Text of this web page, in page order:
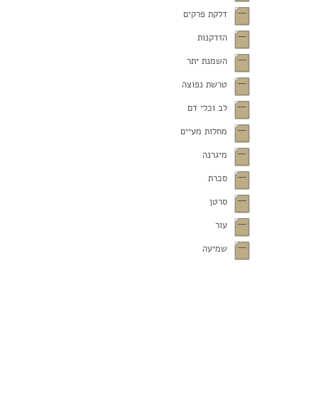
דלקת פרקים
הזדקנות
השמנת יתר
טרשת נפוצה
לב וכלי דם
מחלות מעיים
מיגרנה
סכרת
סרטן
עור
שמיעה